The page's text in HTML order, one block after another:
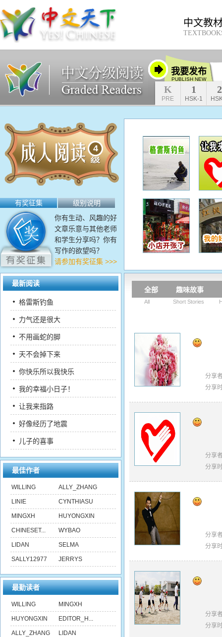
中文教
我要发布
PUBLISH NEW
K
PRE
1
HSK-1
2
4
有奖征集
级别说明
你有生动、风趣的好
文章乐意与其他老师
和学生分享吗？你有
写作的欲望吗？
请参加有奖征集 >>>
最新阅读
格雷斯钓鱼
力气还是很大
不用画蛇的脚
天不会掉下来
你快乐所以我快乐
我的幸福小日子！
让我来指路
好像经历了地震
儿子的喜事
最佳作者
WILLING ALLY_ZHANG
LINIE CYNTHIASU
MINGXH HUYONGXIN
CHINESET... WYBAO
LIDAN SELMA
SALLY12977 JERRYS
最勤读者
WILLING MINGXH
HUYONGXIN EDITOR_H...
ALLY_ZHANG LIDAN
全部 趣味故事
All Short Stories
分享
分享
分享
分享
分享
分享
分享
分享